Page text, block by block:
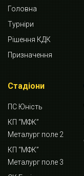
Головна
Турніри
Рішення КДК
Призначення
Стадіони
ПС Юність
КП “МФК”
Металург поле 2
КП “МФК”
Металург поле 3